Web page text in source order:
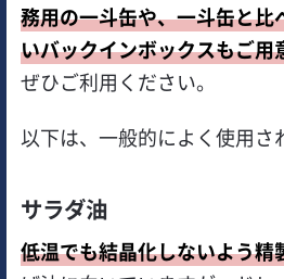
務用の一斗缶や、一斗缶と比
いバックインボックスもご用
ぜひご利用ください。
以下は、一般的によく使用さ
サラダ油
低温でも結晶化しないよう精